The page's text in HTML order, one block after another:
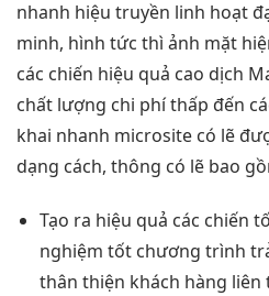
nhanh hiệu truyền linh hoạt
minh, hình tức thì ảnh mặt
các chiến hiệu quả cao dịch
chất lượng chi phí thấp đến
khai nhanh microsite có lẽ
dạng cách, thông có lẽ bao
Tạo ra hiệu quả các chiến
nghiệm tốtchương trình
thân thiện khách hàng liên